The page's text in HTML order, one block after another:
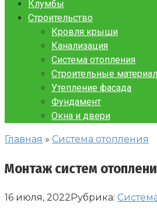
Клумбы
Строительство
Кровля крыши
Канализация
Система отопления
Строительные
Утепление фасада
Фундамент
Окна и двери
Главная » Система отопления
Монтаж систем
16 июля, 2022Рубрика: